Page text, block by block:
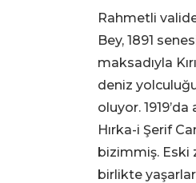
Rahmetli
Bey, 1891
maksadıyla
deniz
oluyor.
Hırka-i Şerif
bizimmiş. Eski
birlikte